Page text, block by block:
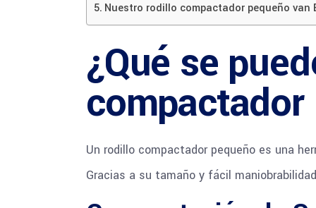
Nuestro rodillo compactador pequeño van
¿Qué se
Un rodillo compactador pequeño es una
Gracias a su tamaño y fácil